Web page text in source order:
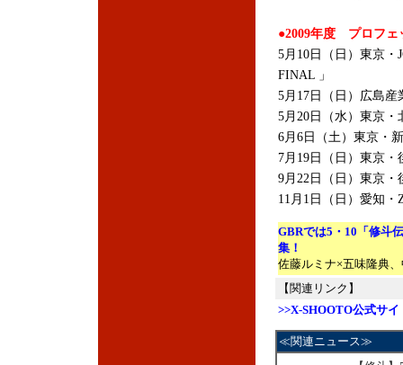
●2009年度 プロフェ
5月10日（日）東京
FINAL 」
5月17日（日）広島
5月20日（水）東京
6月6日（土）東京・
7月19日（日）東京
9月22日（日）東京
11月1日（日）愛知
GBRでは5・10「修斗
集！
佐藤ルミナ×五味隆典
【関連リンク】
>>X-SHOOTO公式サイ
≪関連ニュース≫